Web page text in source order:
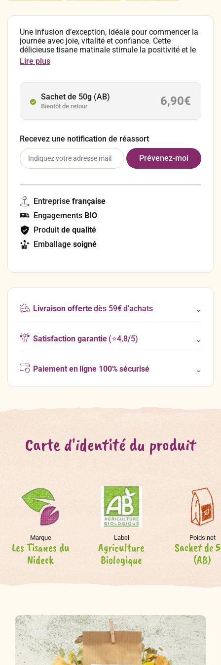
Une infusion d’exception, idéale pour commencer la
journée avec joie, vitalité et confiance. Cette
délicieuse tisane matinale stimule la positivité et le
sentiment d’équilibre ! Composition : Pomme,
feuilles de mûre, gingembre, bâtons de cannelle,
(écorce), morceaux de pomme, clou de girofle,
cardamome, bleuet (fleurs). En infusion, comptez 1
à 2 cuillères à café par tasse (≈ 15 grammes par
100°C avant de déguster. Conservez vos sachets de
de la lumière.
Lire plus
Sachet de 50g (AB)
Bientôt de retour 6,90€
Recevez une notification de réassort
Entreprise française
Engagements BIO
Produit de qualité
Emballage soigné
Livraison offertedès 59€ d’achats
Satisfaction garantie(⭐4,8/5)
Paiement en ligne 100% sécurisé
Carte d'identité du produit
Marque
Les Tisanes du
Nideck
Label
Agriculture
Biologique
Poids net
Sachet de
(AB)